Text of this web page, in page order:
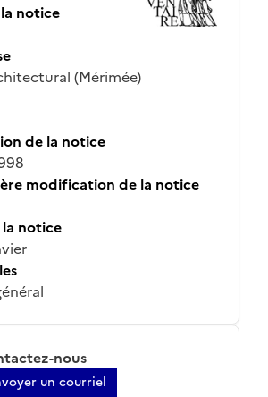
notice
(Mérimée)
de la notice
modification de la notice
notice
nous
un courriel